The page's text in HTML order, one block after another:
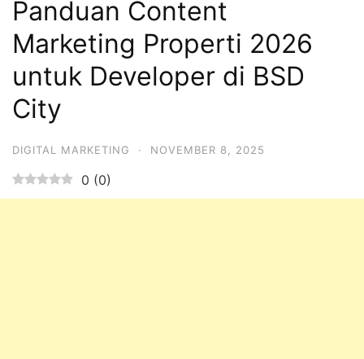
Panduan Content
Marketing Properti 2026
untuk Developer di BSD
City
DIGITAL MARKETING · NOVEMBER 8, 2025
0 (0)